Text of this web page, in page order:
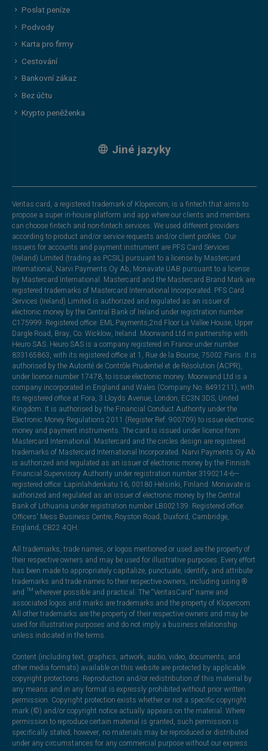
Poslat peníze
Podvody
Karta pro firmy
Cestování
Bankovní zákaz
Bez účtu
Krypto peněženka
Jiné jazyky
Veritas card, a registered trademark of Klopercom, is a fintech that aims to
propose a super in-house platform and app where our clients and members
can choose fintech and non-fintech services. We used different providers
according to product and/or service requests and/or client profiles. Our
issuers for accounts and payment instrument are PFS Card Services
(Ireland) Limited (trading as PCSIL) pursuant to a license by Mastercard
International, Narvi Payments Oy Ab, Monavate UAB pursuant to a license
by Mastercard International. Mastercard and the Mastercard Brand Mark are
registered trademarks of Mastercard International Incorporated. PFS Card
Services (Ireland) Limited is authorized and regulated as an issuer of
electronic money by the Central Bank of Ireland under registration number
C175999. Registered office: EML Payments,2nd Floor La Vallee House, Upper
Dargle Road, Bray, Co. Wicklow, Ireland. Moorwand Ltd in partnership with
Heuro SAS. Heuro SAS is a company registered in France under number
833165863, with its registered office at 1, Rue de la Bourse, 75002 Paris. It is
authorised by the Autorité de Contrôle Prudentiel et de Résolution (ACPR),
under licence number 17478, to issue electronic money. Moorwand Ltd is a
company incorporated in England and Wales (Company No. 8491211), with
its registered office at Fora, 3 Lloyds Avenue, London, EC3N 3DS, United
Kingdom. It is authorised by the Financial Conduct Authority under the
Electronic Money Regulations 2011 (Register Ref: 900709) to issue electronic
money and payment instruments. The card is issued under licence from
Mastercard International. Mastercard and the circles design are registered
trademarks of Mastercard International Incorporated. Narvi Payments Oy Ab
is authorized and regulated as an issuer of electronic money by the Finnish
Financial Supervisory Authority under registration number 3190214-6—
registered office: Lapinlahdenkatu 16, 00180 Helsinki, Finland. Monavate is
authorized and regulated as an issuer of electronic money by the Central
Bank of Lithuania under registration number LB002139. Registered office:
Officers' Mess Business Centre, Royston Road, Duxford, Cambridge,
England, CB22 4QH.
All trademarks, trade names, or logos mentioned or used are the property of
their respective owners and may be used for illustrative purposes. Every effort
has been made to appropriately capitalize, punctuate, identify, and attribute
trademarks and trade names to their respective owners, including using ®
and ™ wherever possible and practical. The “VeritasCard” name and
associated logos and marks are trademarks and the property of Klopercom.
All other trademarks are the property of their respective owners and may be
used for illustrative purposes and do not imply a business relationship
unless indicated in the terms.
Content (including text, graphics, artwork, audio, video, documents, and
other media formats) available on this website are protected by applicable
copyright protections. Reproduction and/or redistribution of this material by
any means and in any format is expressly prohibited without prior written
permission. Copyright protection exists whether or not a specific copyright
mark (©) and/or copyright notice actually appears on the material. Where
permission to reproduce certain material is granted, such permission is
specifically stated; however, no materials may be reproduced or distributed
under any circumstances for any commercial purpose without our express